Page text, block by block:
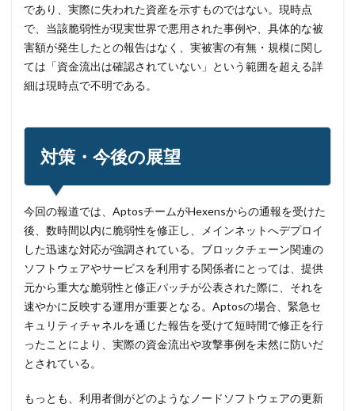
閲覧
防犯 障害 電子マネー
電話番号
音声
顔認証 顧客情報 駆除
騙る
高級車
であり、実際に失われた資産を示すものではない。現時点
で、当該脆弱性が現実世界で悪用された事例や、具体的な被
害額が発生したとの報告はなく、実被害の有無・規模に関し
ては「資金流出は確認されていない」という範囲を超える詳
細は現時点で不明である。
対策・今後の展望
今回の報道では、AptosチームがHexensからの通報を受けた
後、数時間以内に脆弱性を修正し、メインネットへデプロイ
した迅速な対応が強調されている。ブロックチェーン関連の
ソフトウェアやサービスを利用する関係者にとっては、提供
元から重大な脆弱性と修正パッチが公表された際に、それを
速やかに反映する運用が重要となる。Aptosの場合、緊急セ
キュリティチャネルを通じた報告を受けて短時間で修正を行
ったことにより、実際の資金流出や攻撃事例を未然に防いだ
とされている。
もっとも、利用者側がどのようなノードソフトウェアの更新